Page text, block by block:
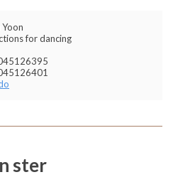
for dancing
ster